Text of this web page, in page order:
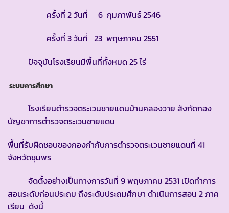
ครั้งที่ 2 วันที่ 6 กุมภาพันธ์ 2546
ครั้งที่ 3 วันที่ 23 พฤษภาคม 2551
ปัจจุบันโรงเรียนมีพื้นที่ทั้งหมด 25 ไร่
ระบบการศึกษา
โรงเรียนตำรวจตระเวนชายแดนบ้านคลองวาย สังกัดกอง
บัญชาการตำรวจตระเวนชายแดน
พื้นที่รับผิดชอบของกองกำกับการตำรวจตระเวนชายแดนที่ 41
จังหวัดชุมพร
จัดตั้งอย่างเป็นทางการวันที่ 9 พฤษภาคม 2531 เปิดทำการ
สอนระดับก่อนประถม ถึงระดับประถมศึกษา ดำเนินการสอน 2 ภาค
เรียน ดังนี้